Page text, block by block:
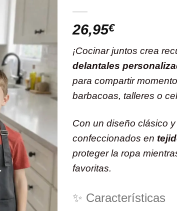
26,95€
¡Cocinar juntos crea
delantales
para compartir
barbacoas, talleres o
Con un diseño clásico
confeccionados en
proteger la ropa
favoritas.
✨ Características